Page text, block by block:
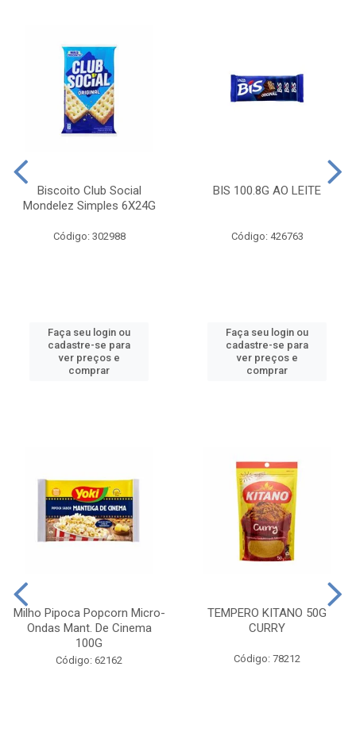
Biscoito Club Social
Mondelez Simples 6X24G
Código: 302988
Faça seu login ou
cadastre-se para
ver preços e
comprar
BIS 100.8G AO LEITE
Código: 426763
Faça seu login ou
cadastre-se para
ver preços e
comprar
Milho Pipoca Popcorn Micro-
Ondas Mant. De Cinema
100G
Código: 62162
TEMPERO KITANO 50G
CURRY
Código: 78212